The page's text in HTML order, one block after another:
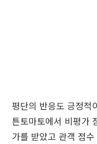
평단의 반응도 긍정적
튼토마토에서 비평가
가를 받았고 관객 점